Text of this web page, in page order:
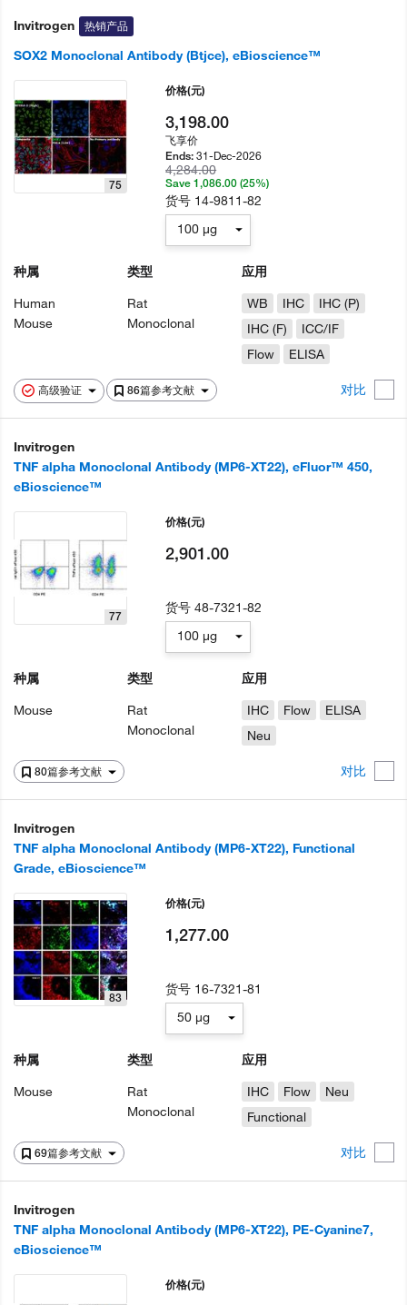
Invitrogen 热销产品
SOX2 Monoclonal Antibody (Btjce), eBioscience™
高级验证 86篇参考文献 对比
75
种属
Human
Mouse
类型
Rat
Monoclonal
应用
WB
IHC
IHC (P)
IHC (F)
ICC/IF
Flow
ELISA
价格(元)
3,198.00
飞享价
Ends:31-Dec-2026
4,284.00
Save 1,086.00 (25%)
货号 14-9811-82
100 µg
Invitrogen
TNF alpha Monoclonal Antibody (MP6-XT22), eFluor™ 450,
eBioscience™
80篇参考文献 对比
77
种属
Mouse
类型
Rat
Monoclonal
应用
IHC
Flow
ELISA
Neu
价格(元)
2,901.00
货号48-7321-82
100 µg
Invitrogen
TNF alpha Monoclonal Antibody (MP6-XT22), Functional
Grade, eBioscience™
69篇参考文献 对比
83
种属
Mouse
类型
Rat
Monoclonal
应用
IHC
Flow
Neu
Functional
价格(元)
1,277.00
货号 16-7321-81
50 µg
Invitrogen
TNF alpha Monoclonal Antibody (MP6-XT22), PE-Cyanine7,
eBioscience™
价格(元)